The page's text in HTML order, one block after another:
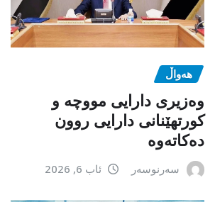
هەواڵ
وەزیری دارایی مووچە و
کورتهێنانی دارایی روون
دەکاتەوە
سەرنوسەر ئاب 6, 2026